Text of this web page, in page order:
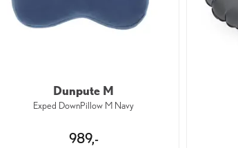
Dunpute M
Exped DownPillow M Navy
989,-